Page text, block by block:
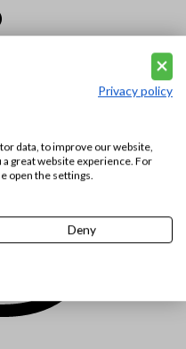
Privacy policy
data, to improve our website,
great website experience. For
open the settings.
Deny